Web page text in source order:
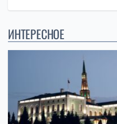
ИНТЕРЕСНОЕ